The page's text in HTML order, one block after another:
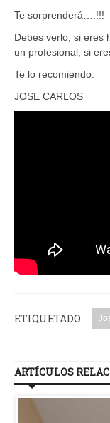
Te sorprenderá….!!!
Debes verlo, si eres
un profesional, si
Te lo recomiendo.
JOSE CARLOS
ETIQUETADO
ARTÍCULOS